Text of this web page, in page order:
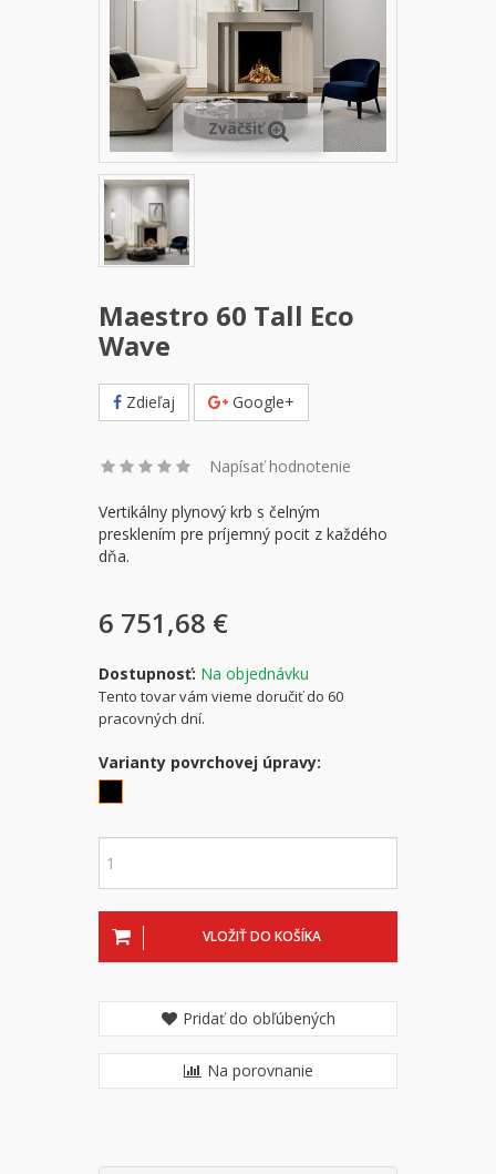
Zväčšiť
Maestro 60 Tall Eco
Wave
Zdieľaj Google+
Napísať hodnotenie
Vertikálny plynový krb s čelným
presklením pre príjemný pocit z každého
dňa.
6 751,68 €
Dostupnosť: Na objednávku
Tento tovar vám vieme doručiť do 60
pracovných dní.
Varianty povrchovej úpravy:
VLOŽIŤ DO KOŠÍKA
Pridať do obľúbených
Na porovnanie